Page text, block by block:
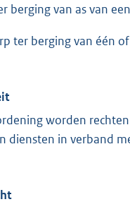
berging van as van
ter berging van één
worden
diensten in verband